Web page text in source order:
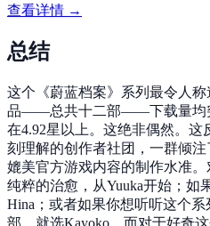
查看详情 →
总结
这个《蔚蓝档案》系列最令人
品——总共十二部——下载量均
在4.92星以上。这绝非偶然。
刻理解的创作者社团，一群倾
媲美官方游戏内容的制作水准
纯粹的治愈，从Yuuka开始；如
Hina；或者如果你想听听这个